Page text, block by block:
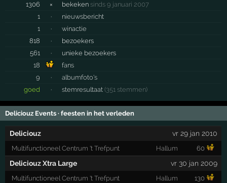
1306
× bekeken sinds 9 januari 2007
1
·
nieuwsbericht
1
·
winactie
818
·
bezoekers
561
·
unieke bezoekers
18
fans
9
·
albumfoto's
goed
· stemresultaat (351 stemmen)
Deliciouz Events · feesten in het verleden
Deliciouz vr 29 jan 2010
Multifunctioneel Centrum 't Trefpunt Hallum 60
Deliciouz Xtra Large vr 30 jan 2009
Multifunctioneel Centrum 't Trefpunt Hallum 130